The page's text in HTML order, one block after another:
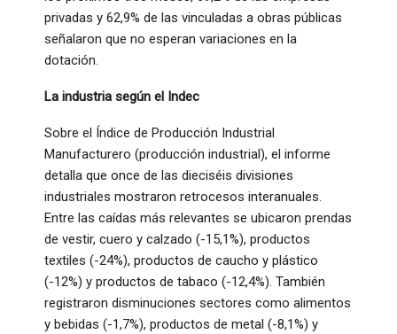
privadas y 62,9% de las vinculadas a obras públicas
señalaron que no esperan variaciones en la
dotación.
La industria según el Indec
Sobre el Índice de Producción Industrial
Manufacturero (producción industrial), el informe
detalla que once de las dieciséis divisiones
industriales mostraron retrocesos interanuales.
Entre las caídas más relevantes se ubicaron prendas
de vestir, cuero y calzado (-15,1%), productos
textiles (-24%), productos de caucho y plástico
(-12%) y productos de tabaco (-12,4%). También
registraron disminuciones sectores como alimentos
y bebidas (-1,7%), productos de metal (-8,1%) y